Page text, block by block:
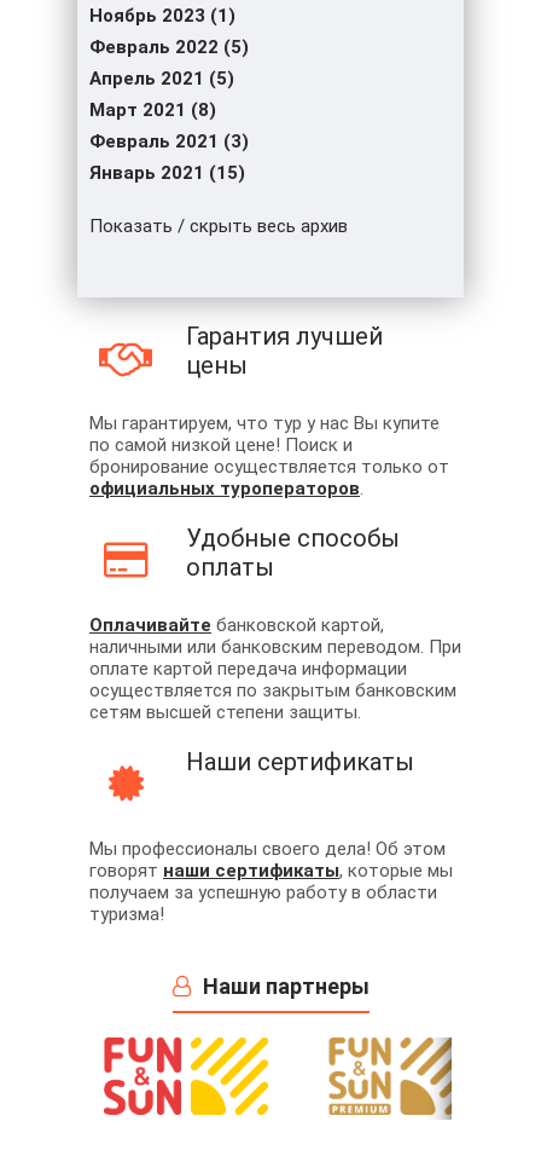
Ноябрь 2023 (1)
Февраль 2022 (5)
Апрель 2021 (5)
Март 2021 (8)
Февраль 2021 (3)
Январь 2021 (15)
Показать / скрыть весь архив
Гарантия лучшей
цены
Мы гарантируем, что тур у нас Вы купите
по самой низкой цене! Поиск и
бронирование осуществляется только от
официальных туроператоров.
Удобные способы
оплаты
Оплачивайте банковской картой,
наличными или банковским переводом. При
оплате картой передача информации
осуществляется по закрытым банковским
сетям высшей степени защиты.
Наши сертификаты
Мы профессионалы своего дела! Об этом
говорят наши сертификаты, которые мы
получаем за успешную работу в области
туризма!
Наши партнеры